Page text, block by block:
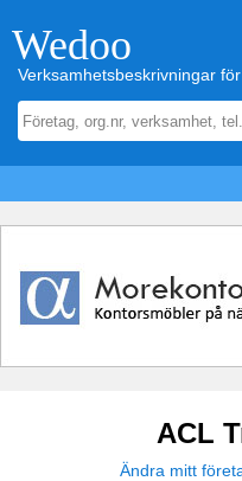
Wedoo
Verksamhetsbeskrivningar
ACL
Ändra mitt